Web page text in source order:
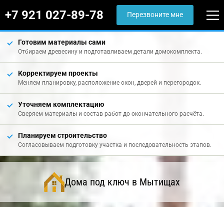
+7 921 027-89-78 Перезвоните мне
Готовим материалы сами
Отбираем древесину и подготавливаем детали домокомплекта.
Корректируем проекты
Меняем планировку, расположение окон, дверей и перегородок.
Уточняем комплектацию
Сверяем материалы и состав работ до окончательного расчёта.
Планируем строительство
Согласовываем подготовку участка и последовательность этапов.
Дома под ключ в Мытищах